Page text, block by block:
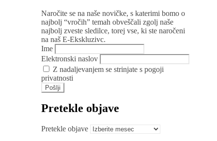
Naročite se na naše novičke, s katerimi bomo o
najbolj “vročih” temah obveščali zgolj naše
najbolj zveste sledilce, torej vse, ki ste naročeni
na naš E-Ekskluzivc.
Ime
Elektronski naslov
Z nadaljevanjem se strinjate s pogoji
privatnosti
Pretekle objave
Pretekle objave